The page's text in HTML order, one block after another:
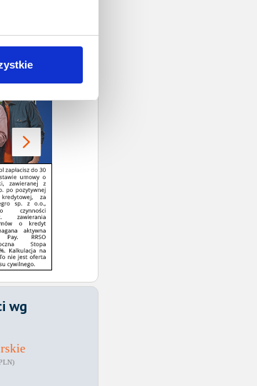
wg